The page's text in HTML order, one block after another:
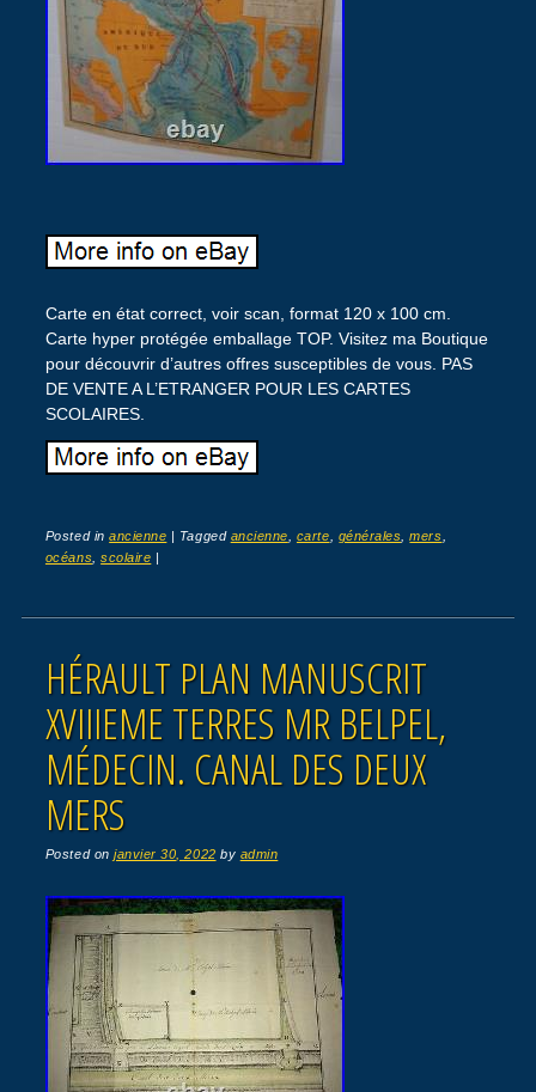
Carte en état correct, voir scan, format 120 x 100 cm.
Carte hyper protégée emballage TOP. Visitez ma Boutique
pour découvrir d’autres offres susceptibles de vous. PAS
DE VENTE A L’ETRANGER POUR LES CARTES
SCOLAIRES.
Posted inancienne Tagged ancienne, carte, générales,mers,
océans,scolaire
HÉRAULT PLAN MANUSCRIT
XVIIIEME TERRES MR BELPEL,
MÉDECIN. CANAL DES DEUX
MERS
Posted onjanvier 30, 2022 by admin